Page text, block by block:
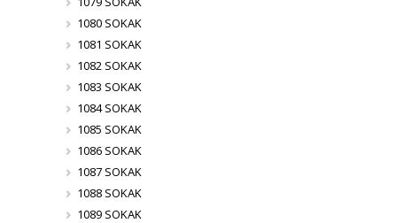
1080 SOKAK
1081 SOKAK
1082 SOKAK
1083 SOKAK
1084 SOKAK
1085 SOKAK
1086 SOKAK
1087 SOKAK
1088 SOKAK
1089 SOKAK